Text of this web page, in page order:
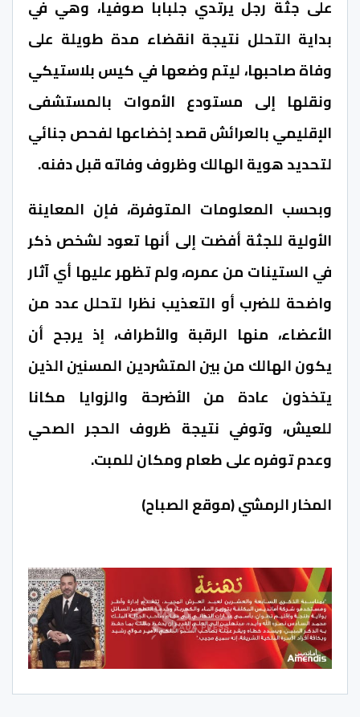
على جثة رجل يرتدي جلبابا صوفيا، وهي في
بداية التحلل نتيجة انقضاء مدة طويلة على
وفاة صاحبها، ليتم وضعها في كيس بلاستيكي
ونقلها إلى مستودع الأموات بالمستشفى
الإقليمي بالعرائش قصد إخضاعها لفحص جنائي
لتحديد هوية الهالك وظروف وفاته قبل دفنه.
وبحسب المعلومات المتوفرة، فإن المعاينة
الأولية للجثة أفضت إلى أنها تعود لشخص ذكر
في الستينات من عمره، ولم تظهر عليها أي آثار
واضحة للضرب أو التعذيب نظرا لتحلل عدد من
الأعضاء، منها الرقبة والأطراف، إذ يرجح أن
يكون الهالك من بين المتشردين المسنين الذين
يتخذون عادة من الأضرحة والزوايا مكانا
للعيش، وتوفي نتيجة ظروف الحجر الصحي
وعدم توفره على طعام ومكان للمبت.
المخار الرمشي (موقع الصباح)